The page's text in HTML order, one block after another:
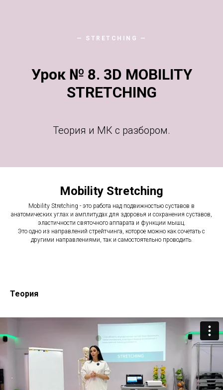
— STRETCHING —
Урок № 8. 3D MOBILITY
STRETCHING
Теория и МК с разбором.
Mobility Stretching
Mobility Stretching - это работа над подвижностью суставов в
анатомических углах и амплитудах для здоровья и сохранения суставов,
эластичности святочного аппарата и функции мышц.
Это одно из направлений стрейтчинга, которое можно как сочетать с
другими направлениями, так и самостоятельно проводить.
Теория